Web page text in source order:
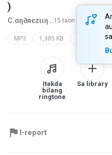
)
C.αη∂яєzιιη ..15 taon nakaraan
MP3 1,385 KB dj
Itakda
bilang
ringtone
Sa library
I-report